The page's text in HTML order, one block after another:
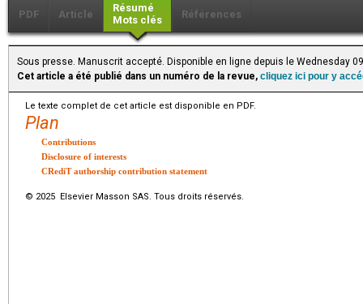
PDF Article
Résumé
Mots clés
Références
Sous presse. Manuscrit accepté. Disponible en ligne depuis le Wednesday
Cet article a été publié dans un numéro de la revue, cliquez ici pour y
Le texte complet de cet article est disponible en PDF.
Plan
Contributions
Disclosure of interests
CRediT authorship contribution statement
© 2025 Elsevier Masson SAS. Tous droits réservés.